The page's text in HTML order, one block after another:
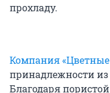
прохладу.
Компания
принадлежности из
Благодаря